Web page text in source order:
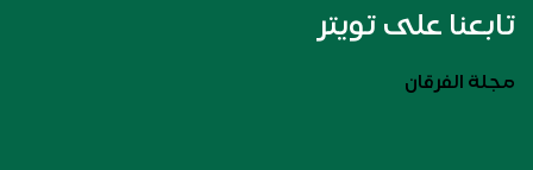
تابعنا على تويتر
مجلة الفرقان